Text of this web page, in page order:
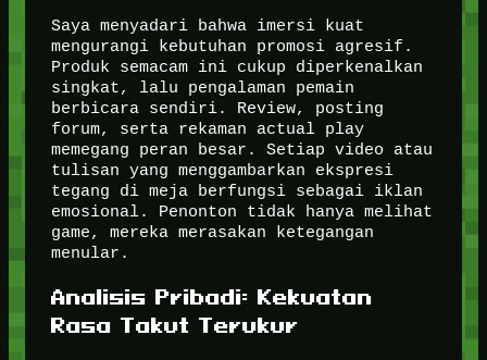
Saya menyadari bahwa imersi kuat
mengurangi kebutuhan promosi agresif.
Produk semacam ini cukup diperkenalkan
singkat, lalu pengalaman pemain
berbicara sendiri. Review, posting
forum, serta rekaman actual play
memegang peran besar. Setiap video atau
tulisan yang menggambarkan ekspresi
tegang di meja berfungsi sebagai iklan
emosional. Penonton tidak hanya melihat
game, mereka merasakan ketegangan
menular.
Analisis Pribadi: Kekuatan
Rasa Takut Terukur